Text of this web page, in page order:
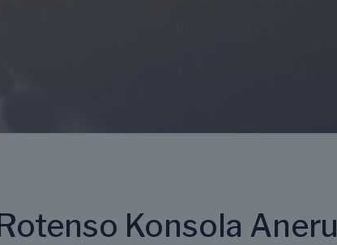
Konsola Aneru